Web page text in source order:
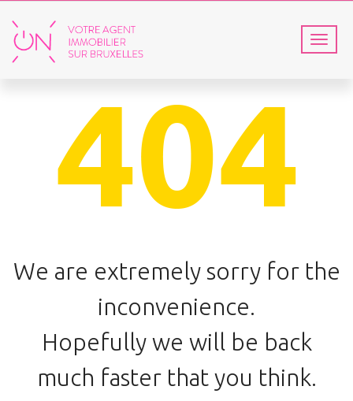
T
o
n
We are extremely sorry for the
inconvenience.
Hopefully we will be back
much faster that you think.